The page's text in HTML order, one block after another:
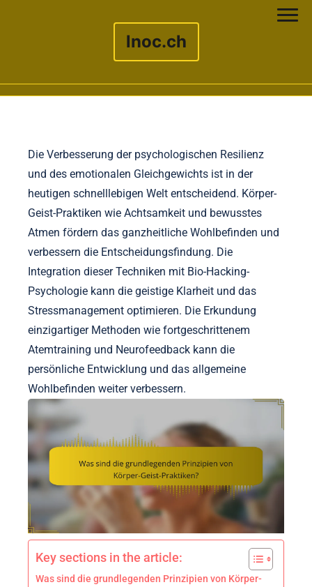
lnoc.ch
Die Verbesserung der psychologischen Resilienz
und des emotionalen Gleichgewichts ist in der
heutigen schnelllebigen Welt entscheidend. Körper-
Geist-Praktiken wie Achtsamkeit und bewusstes
Atmen fördern das ganzheitliche Wohlbefinden und
verbessern die Entscheidungsfindung. Die
Integration dieser Techniken mit Bio-Hacking-
Psychologie kann die geistige Klarheit und das
Stressmanagement optimieren. Die Erkundung
einzigartiger Methoden wie fortgeschrittenem
Atemtraining und Neurofeedback kann die
persönliche Entwicklung und das allgemeine
Wohlbefinden weiter verbessern.
Key sections in the article:
Was sind die grundlegenden Prinzipien von Körper-